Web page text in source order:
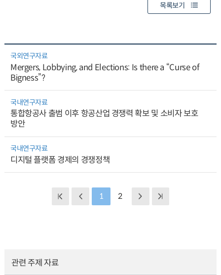
목록보기
국외연구자료
Mergers, Lobbying, and Elections: Is there a “Curse of
Bigness”?
국내연구자료
통합항공사 출범 이후 항공산업 경쟁력 확보 및 소비자 보호
방안
국내연구자료
디지털 플랫폼 경제의 경쟁정책
1 2
관련 주제 자료